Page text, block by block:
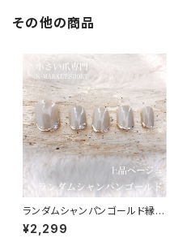
その他の商品
ランダムシャンパンゴールド縁取
り 上品 ベージュ色 ハンドネイ
ルチップ10本セット 茶色系 金色
¥2,299